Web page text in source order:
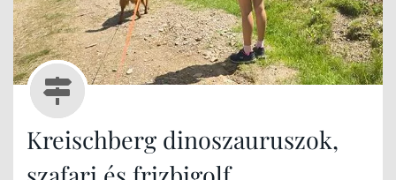
Kreischberg dinoszauruszok,